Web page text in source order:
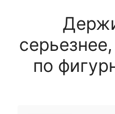
по